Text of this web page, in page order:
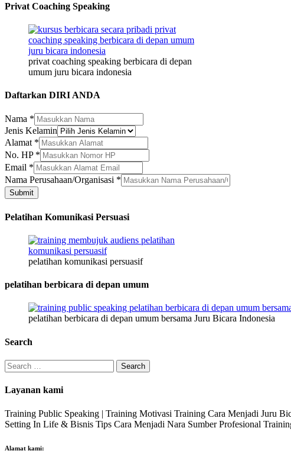
Privat Coaching Speaking
privat coaching speaking berbicara di depan
umum juru bicara indonesia
Daftarkan DIRI ANDA
Nama *
Jenis Kelamin
Jenis
Alamat
HP
Alamat *
No. HP *
Email *
Nama Perusahaan/Organisasi *
Submit
Pelatihan Komunikasi Persuasi
pelatihan komunikasi persuasif
pelatihan berbicara di depan umum
pelatihan berbicara di depan umum bersama Juru Bicara Indonesia
Search
Search
for:
Layanan kami
Training Public Speaking | Training Motivasi Training Cara Menjadi Juru
Setting In Life & Bisnis Tips Cara Menjadi Nara Sumber Profesional
Alamat kami: